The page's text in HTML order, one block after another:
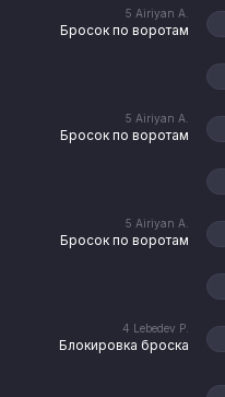
5 Airiyan A.
Бросок по воротам
5 Airiyan A.
Бросок по воротам
5 Airiyan A.
Бросок по воротам
4 Lebedev P.
Блокировка броска